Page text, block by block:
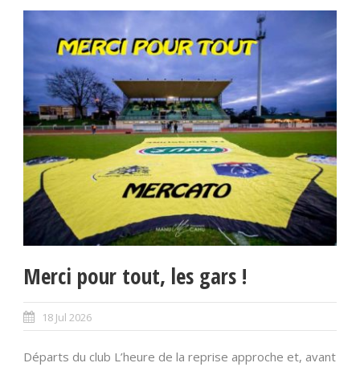
Merci pour tout, les gars !
18 Jul 2026
Départs du club L’heure de la reprise approche et, avant